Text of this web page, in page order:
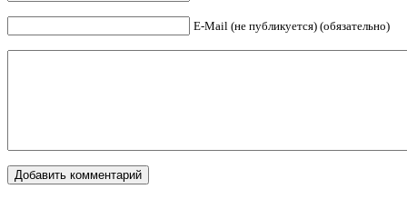
E-Mail (не публикуется) (обязательно)